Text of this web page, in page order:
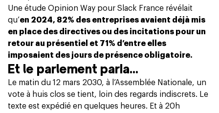
Une étude Opinion Way pour Slack France révélait
qu’en 2024, 82% des entreprises avaient déjà mis
en place des directives ou des incitations pour un
retour au présentiel et 71% d’entre elles
imposaient des jours de présence obligatoire.
Et le parlement parla…
Le matin du 12 mars 2030, à l’Assemblée Nationale, un
vote à huis clos se tient, loin des regards indiscrets. Le
texte est expédié en quelques heures. Et à 20h